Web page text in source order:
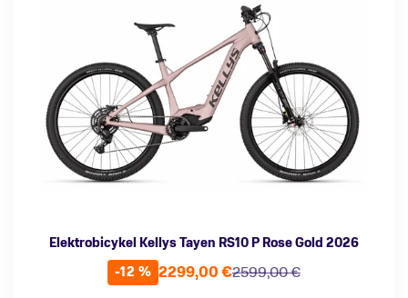
Elektrobicykel Kellys Tayen RS10 P Rose Gold 2026
-12 %
2599,00 €
2299,00 €